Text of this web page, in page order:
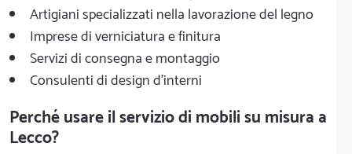
Artigiani specializzati nella lavorazione del legno
Imprese di verniciatura e finitura
Servizi di consegna e montaggio
Consulenti di design d'interni
Perché usare il servizio di mobili su misura a
Lecco?